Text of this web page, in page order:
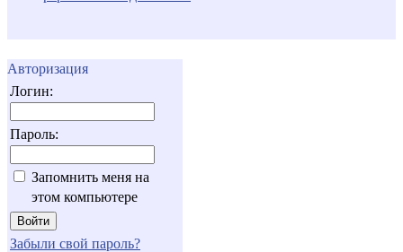
Авторизация
Логин:
Пароль:
Запомнить меня на
этом компьютере
Забыли свой пароль?